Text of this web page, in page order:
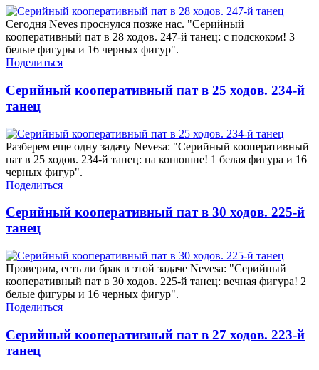
Сегодня Neves проснулся позже нас. "Серийный
кооперативный пат в 28 ходов. 247-й танец: с подскоком! 3
белые фигуры и 16 черных фигур".
Поделиться
Серийный кооперативный пат в 25 ходов. 234-й
танец
Разберем еще одну задачу Nevesa: "Серийный кооперативный
пат в 25 ходов. 234-й танец: на конюшне! 1 белая фигура и 16
черных фигур".
Поделиться
Серийный кооперативный пат в 30 ходов. 225-й
танец
Проверим, есть ли брак в этой задаче Nevesa: "Серийный
кооперативный пат в 30 ходов. 225-й танец: вечная фигура! 2
белые фигуры и 16 черных фигур".
Поделиться
Серийный кооперативный пат в 27 ходов. 223-й
танец